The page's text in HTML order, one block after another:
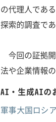
の代理人であ
探索的調査で
今回の証拠
法や企業情報
AI・生成AIの
軍事大国ロシ